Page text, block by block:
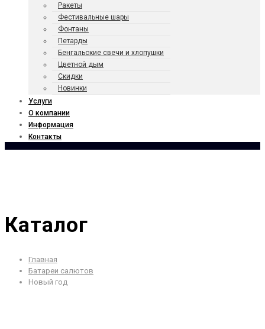
Ракеты
Фести­валь­ные шары
Фонтаны
Петарды
Бенгаль­ские свечи и хлопушки
Цветной дым
Скидки
Новинки
Услуги
О компании
Информация
Контакты
Каталог
Главная
Батареи салютов
Новый год